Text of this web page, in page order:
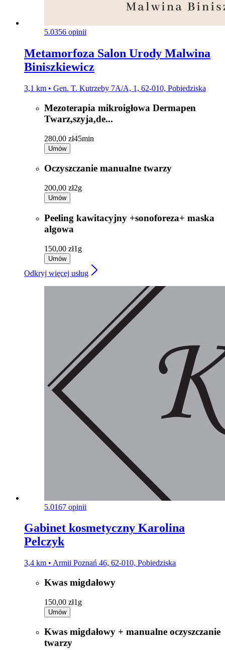
5.0356 opinii
Metamorfoza Salon Urody Malwina
Biniszkiewicz
3,1 km • Gen. T. Kutrzeby 7A/A, 1, 62-010, Pobiedziska
Mezoterapia mikroigłowa Dermapen
Twarz,szyja,de...
280,00 zł45min
Umów
Oczyszczanie manualne twarzy
200,00 zł2g
Umów
Peeling kawitacyjny +sonoforeza+ maska
algowa
150,00 zł1g
Umów
Odkryj więcej usług
5.0167 opinii
Gabinet kosmetyczny Karolina
Pelczyk
3,4 km • Armii Poznań 46, 62-010, Pobiedziska
Kwas migdałowy
150,00 zł1g
Umów
Kwas migdałowy + manualne oczyszczanie
twarzy